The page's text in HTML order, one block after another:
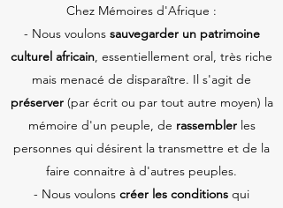
Chez Mémoires d'Afrique :
- Nous voulons sauvegarder un patrimoine
culturel africain, essentiellement oral, très riche
mais menacé de disparaître. Il s'agit de
préserver(par écrit ou par tout autre moyen) la
mémoire d'un peuple, de rassemblerles
personnes qui désirent la transmettre et de la
faire connaitre à d'autres peuples.
- Nous voulons créer les conditions qui